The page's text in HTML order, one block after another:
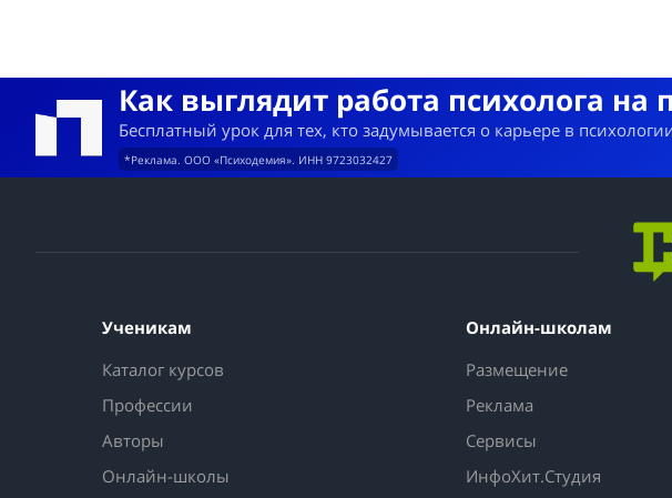
Как выглядит работа психолога на
Бесплатный урок для тех, кто задумывается о карьере в
*Реклама. ООО «Психодемия». ИНН 9723032427
Ученикам
Каталог курсов
Профессии
Авторы
Онлайн-школы
Онлайн-школам
Размещение
Реклама
Сервисы
ИнфоХит.Студия